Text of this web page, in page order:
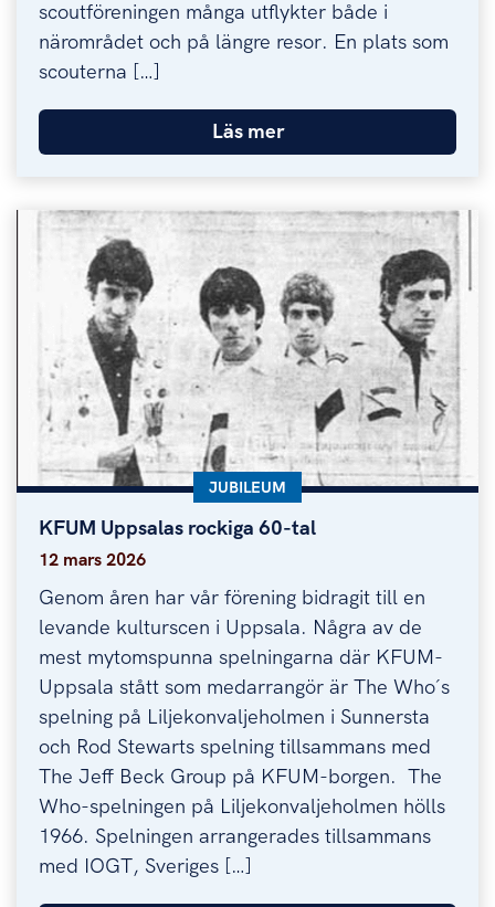
scoutföreningen många utflykter både i
närområdet och på längre resor. En plats som
scouterna […]
Läs mer
KFUM Uppsalas rockiga 60-tal
KFUM Uppsalas rockiga 60-tal
KATEGORI:
JUBILEUM
12 mars 2026
Genom åren har vår förening bidragit till en
levande kulturscen i Uppsala. Några av de
mest mytomspunna spelningarna där KFUM-
Uppsala stått som medarrangör är The Who´s
spelning på Liljekonvaljeholmen i Sunnersta
och Rod Stewarts spelning tillsammans med
The Jeff Beck Group på KFUM-borgen. The
Who-spelningen på Liljekonvaljeholmen hölls
1966. Spelningen arrangerades tillsammans
med IOGT, Sveriges […]